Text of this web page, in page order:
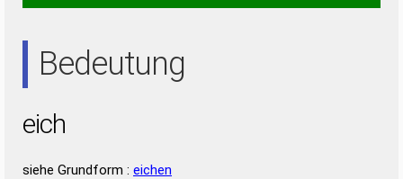
Bedeutung
eich
siehe Grundform : eichen